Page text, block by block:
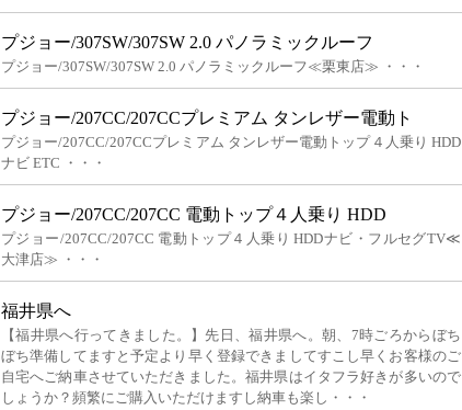
プジョー/307SW/307SW 2.0 パノラミックルーフ
プジョー/307SW/307SW 2.0 パノラミックルーフ≪栗東店≫ ・・・
プジョー/207CC/207CCプレミアム タンレザー電動ト
プジョー/207CC/207CCプレミアム タンレザー電動トップ４人乗り HDD
ナビ ETC ・・・
プジョー/207CC/207CC 電動トップ４人乗り HDD
プジョー/207CC/207CC 電動トップ４人乗り HDDナビ・フルセグTV≪
大津店≫ ・・・
福井県へ
【福井県へ行ってきました。】先日、福井県へ。朝、7時ごろからぼち
ぼち準備してますと予定より早く登録できましてすこし早くお客様のご
自宅へご納車させていただきました。福井県はイタフラ好きが多いので
しょうか？頻繁にご購入いただけますし納車も楽し・・・